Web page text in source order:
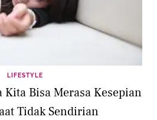
LIFESTYLE
Kita Bisa Merasa Kesepian
Tidak Sendirian